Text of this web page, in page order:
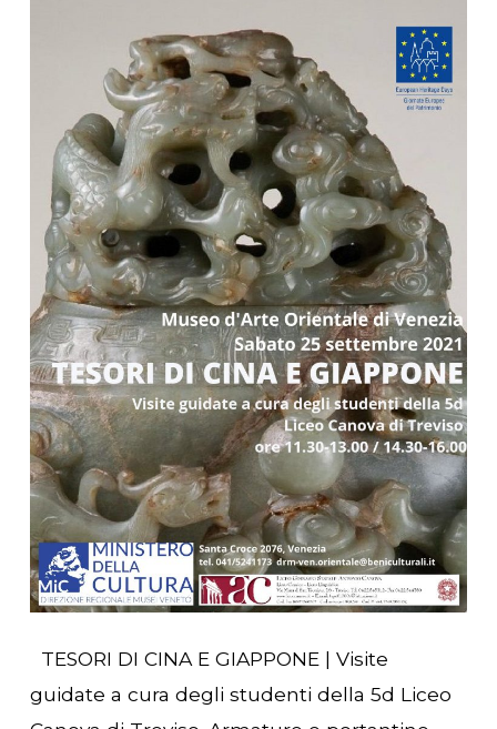
TESORI DI CINA E GIAPPONE | Visite
guidate a cura degli studenti della 5d Liceo